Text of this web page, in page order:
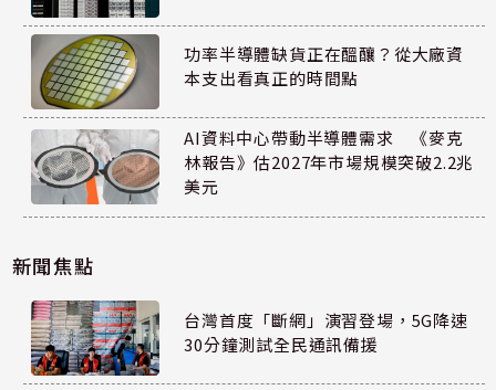
功率半導體缺貨正在醞釀？從大廠資
本支出看真正的時間點
AI資料中心帶動半導體需求 《麥克
林報告》估2027年市場規模突破2.2兆
美元
新聞焦點
台灣首度「斷網」演習登場，5G降速
30分鐘測試全民通訊備援